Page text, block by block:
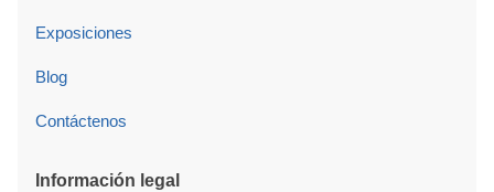
Exposiciones
Blog
Contáctenos
Información legal